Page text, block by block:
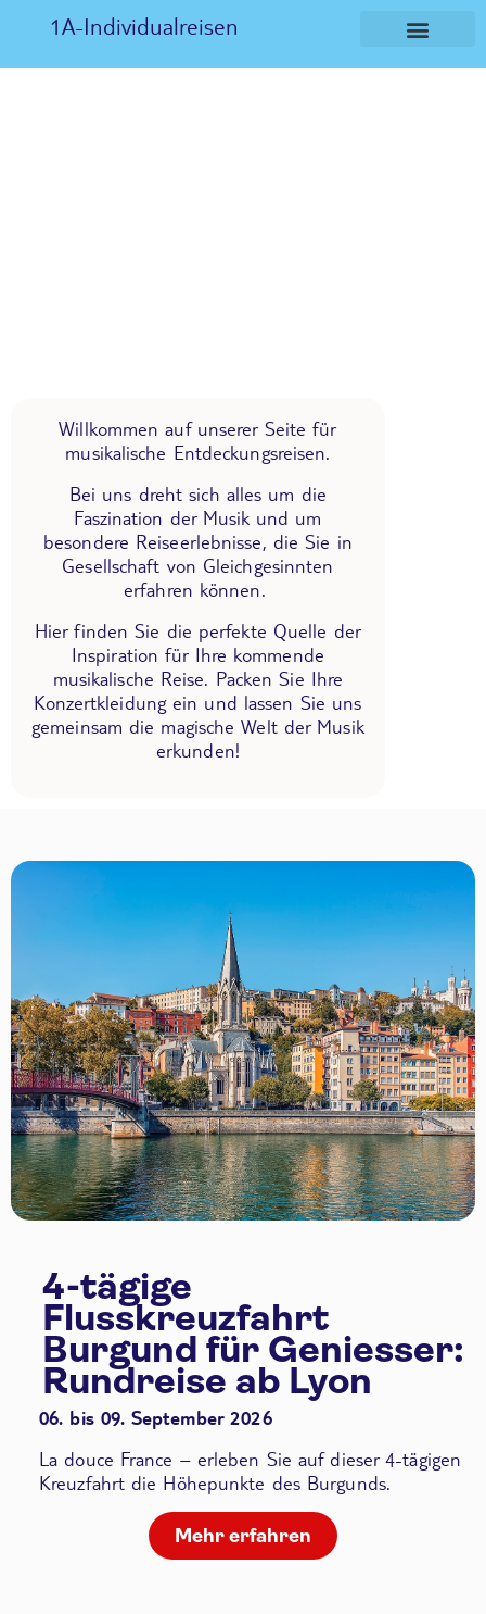
1A-Individualreisen
Willkommen auf unserer Seite für
musikalische Entdeckungsreisen.
Bei uns dreht sich alles um die
Faszination der Musik und um
besondere Reiseerlebnisse, die Sie in
Gesellschaft von Gleichgesinnten
erfahren können.
Hier finden Sie die perfekte Quelle der
Inspiration für Ihre kommende
musikalische Reise. Packen Sie Ihre
Konzertkleidung ein und lassen Sie uns
gemeinsam die magische Welt der Musik
erkunden!
4-tägige
Flusskreuzfahrt
Burgund für Geniesser:
Rundreise ab Lyon
06. bis 09. September 2026
La douce France – erleben Sie auf dieser 4-tägigen
Kreuzfahrt die Höhepunkte des Burgunds.
Mehr erfahren